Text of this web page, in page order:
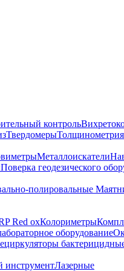
контроль
ТвердомерыТолщинометрия
Металлоискатели
Поверка геодезического
полировальные
Red oxКолориметры
оборудование
инструментЛазерные